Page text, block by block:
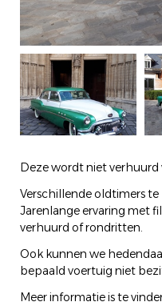
Deze wordt niet
Verschillende oldtimers
Jarenlange ervaring met
verhuurd of rondritten.
Ook kunnen we
bepaald voertuig niet
Meer informatie is te